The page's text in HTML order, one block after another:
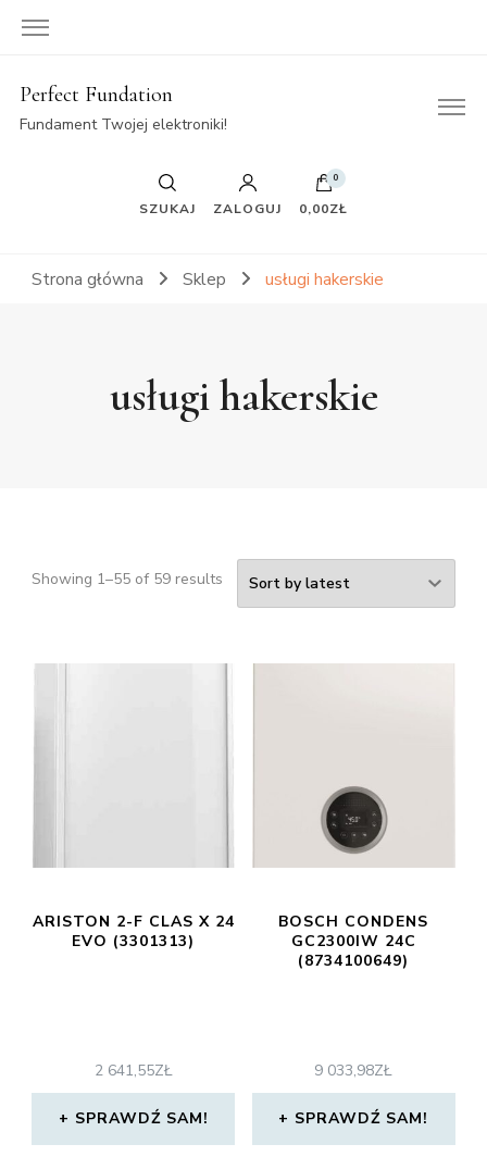
Perfect Fundation
Fundament Twojej elektroniki!
SZUKAJ ZALOGUJ
0
0,00ZŁ
Strona główna Sklep usługi hakerskie
usługi hakerskie
Showing 1–55 of 59 results
ARISTON 2-F CLAS X 24
EVO (3301313)
2 641,55ZŁ
SPRAWDŹ SAM!
BOSCH CONDENS
GC2300IW 24C
(8734100649)
9 033,98ZŁ
SPRAWDŹ SAM!